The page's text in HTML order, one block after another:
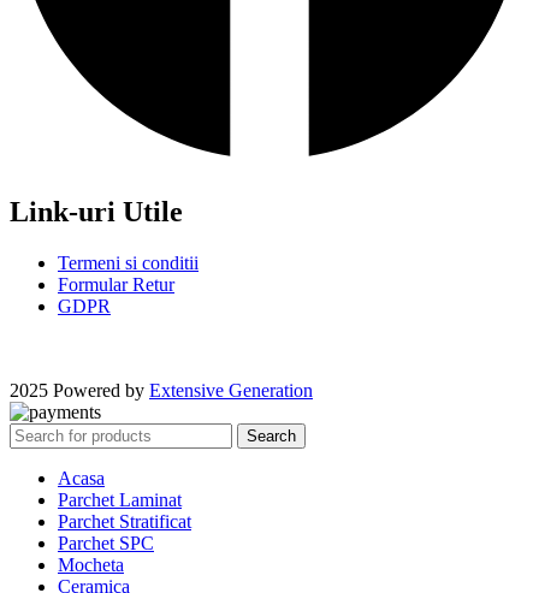
Link-uri Utile
Termeni si conditii
Formular Retur
GDPR
2025 Powered by Extensive Generation
Search
Acasa
Parchet Laminat
Parchet Stratificat
Parchet SPC
Mocheta
Ceramica